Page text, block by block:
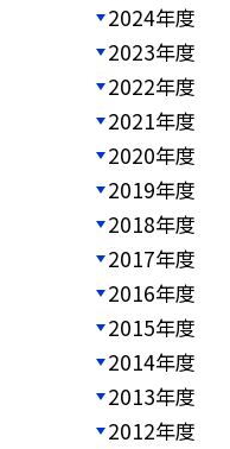
2024年度
2023年度
2022年度
2021年度
2020年度
2019年度
2018年度
2017年度
2016年度
2015年度
2014年度
2013年度
2012年度